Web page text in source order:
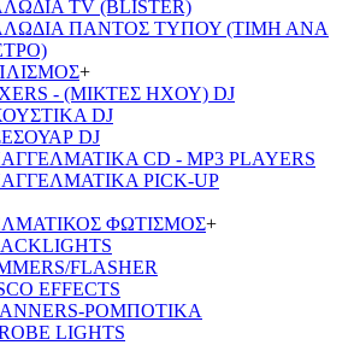
TV (BLISTER)
ΠΑΝΤΟΣ ΤΥΠΟΥ (ΤΙΜΗ ΑΝΑ
+
- (ΜΙΚΤΕΣ ΗΧΟΥ) DJ
DJ
DJ
CD - ΜΡ3 PLAYERS
PICK-UP
ΦΩΤΙΣΜΟΣ+
FLASHER
EFFECTS
ΡΟΜΠΟΤΙΚΑ
LIGHTS